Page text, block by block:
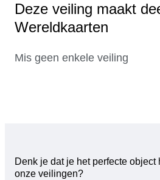
Deze veiling maakt
Wereldkaarten
Mis geen enkele veiling
Denk je dat je het perfecte object
onze veilingen?